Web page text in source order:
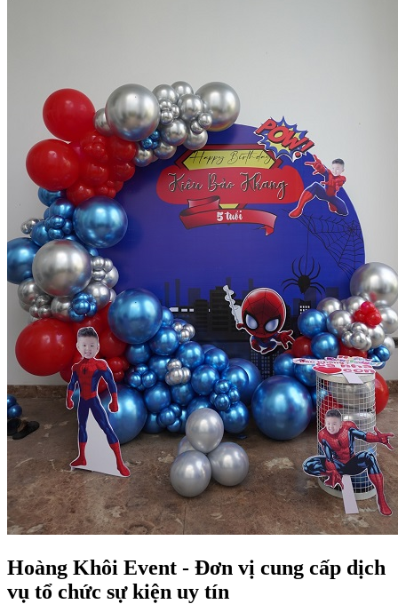
Hoàng Khôi Event - Đơn vị cung cấp dịch
vụ tổ chức sự kiện uy tín